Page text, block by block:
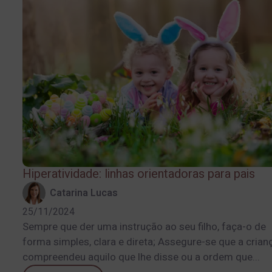
Hiperatividade: linhas orientadoras para pais
Catarina Lucas
25/11/2024
Sempre que der uma instrução ao seu filho, faça-o de
forma simples, clara e direta; Assegure-se que a
compreendeu aquilo que lhe disse ou a ordem que...